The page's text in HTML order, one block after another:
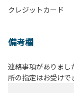
クレジットカード
備考欄
連絡事項がありま
所の指定はお受けで